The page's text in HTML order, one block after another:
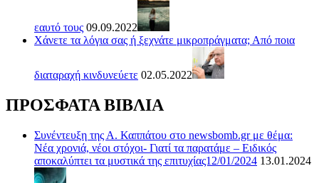
εαυτό τους 09.09.2022
Χάνετε τα λόγια σας ή ξεχνάτε μικροπράγματα; Από ποια
διαταραχή κινδυνεύετε 02.05.2022
ΠΡΟΣΦΑΤΑ ΒΙΒΛΙΑ
Συνέντευξη της Α. Καππάτου στο newsbomb.gr με θέμα:
Νέα χρονιά, νέοι στόχοι- Γιατί τα παρατάμε – Ειδικός
αποκαλύπτει τα μυστικά της επιτυχίας12/01/2024 13.01.2024